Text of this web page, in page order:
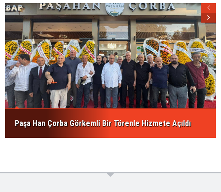
Paşa Han Çorba Görkemli Bir Törenle Hizmete Açıldı